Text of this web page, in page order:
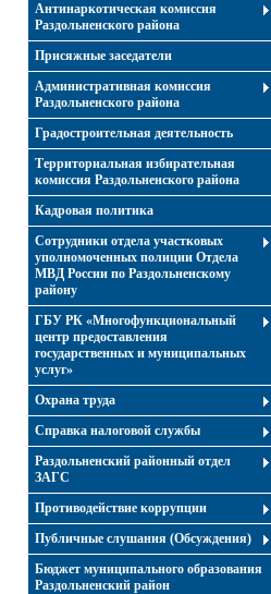
Антинаркотическая комиссия
Раздольненского района
Присяжные заседатели
Административная комиссия
Раздольненского района
Градостроительная деятельность
Территориальная избирательная
комиссия Раздольненского района
Кадровая политика
Сотрудники отдела участковых
уполномоченных полиции Отдела
МВД России по Раздольненскому
району
ГБУ РК «Многофункциональный
центр предоставления
государственных и муниципальных
услуг»
Охрана труда
Справка налоговой службы
Раздольненский районный отдел
ЗАГС
Противодействие коррупции
Публичные слушания (Обсуждения)
Бюджет муниципального образования
Раздольненский район